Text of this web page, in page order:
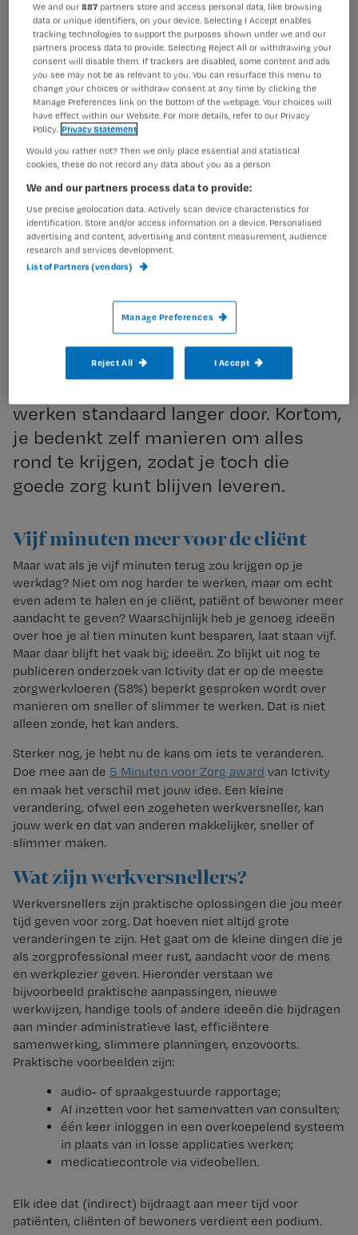
Waar je als zorgprofessional het liefst
elke dag de beste zorg levert, is de tijd
die er tegenover staat vaak niet
genoeg. Onhandige systemen,
omslachtige verslaglegging,
gebrekkige overdrachten: je wordt
geregeld belemmerd in hoe je jouw
werktijd het liefst verdeelt. Voer je
iets simpels uit bij een patiënt, cliënt
een stapel formulieren voor invullen.
Sommige zorgverleners beginnen hun
dienst daarom bewust eerder, doen de
werken standaard langer door. Kortom,
je bedenkt zelf manieren om alles
rond te krijgen, zodat je toch die
goede zorg kunt blijven leveren.
Vijf minuten meer voor de cliënt
Maar wat als je vijf minuten terug zou krijgen op je
werkdag? Niet om nog harder te werken, maar om echt
even adem te halen en je cliënt, patiënt of bewoner meer
aandacht te geven? Waarschijnlijk heb je genoeg ideeën
over hoe je al tien minuten kunt besparen, laat staan vijf.
Maar daar blijft het vaak bij; ideeën. Zo blijkt uit nog te
publiceren onderzoek van Ictivity dat er op de meeste
zorgwerkvloeren (58%) beperkt gesproken wordt over
manieren om sneller of slimmer te werken. Dat is niet
alleen zonde, het kan anders.
Sterker nog, je hebt nu de kans om iets te veranderen.
Doe mee aan de 5 Minuten voor Zorg award van Ictivity
en maak het verschil met jouw idee. Een kleine
verandering, ofwel een zogeheten werkversneller, kan
jouw werk en dat van anderen makkelijker, sneller of
slimmer maken.
Wat zijn werkversnellers?
Werkversnellers zijn praktische oplossingen die jou meer
tijd geven voor zorg. Dat hoeven niet altijd grote
veranderingen te zijn. Het gaat om de kleine dingen die je
als zorgprofessional meer rust, aandacht voor de mens
en werkplezier geven. Hieronder verstaan we
bijvoorbeeld praktische aanpassingen, nieuwe
werkwijzen, handige tools of andere ideeën die bijdragen
aan minder administratieve last, efficiëntere
samenwerking, slimmere planningen, enzovoorts.
Praktische voorbeelden zijn:
audio- of spraakgestuurde rapportage;
AI inzetten voor het samenvatten van consulten;
één keer inloggen in een overkoepelend systeem
in plaats van in losse applicaties werken;
medicatiecontrole via videobellen.
Elk idee dat (indirect) bijdraagt aan meer tijd voor
patiënten, cliënten of bewoners verdient een podium.
We and our887 partners store and access personal data, like browsing
data or unique identifiers, on your device. Selecting I Accept enables
tracking technologies to support the purposes shown under we and our
partners process data to provide. Selecting Reject All or withdrawing your
consent will disable them. If trackers are disabled, some content and ads
you see may not be as relevant to you. You can resurface this menu to
change your choices or withdraw consent at any time by clicking the
Manage Preferences link on the bottom of the webpage. Your choices will
have effect within our Website. For more details, refer to our Privacy
Policy. Privacy Statement
Would you rather not? Then we only place essential and statistical
cookies, these do not record any data about you as a person
We and our partners process data to provide:
Use precise geolocation data. Actively scan device characteristics for
identification. Store and/or access information on a device. Personalised
advertising and content, advertising and content measurement, audience
research and services development.
List of Partners (vendors)
Manage Preferences
Reject All I Accept